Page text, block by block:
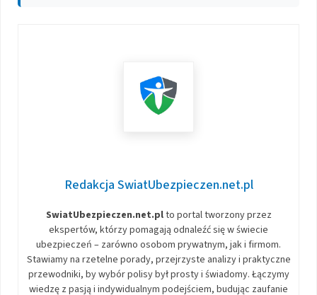
Redakcja SwiatUbezpieczen.net.pl
SwiatUbezpieczen.net.plto portal tworzony przez
ekspertów, którzy pomagają odnaleźć się w świecie
ubezpieczeń – zarówno osobom prywatnym, jak i firmom.
Stawiamy na rzetelne porady, przejrzyste analizy i praktyczne
przewodniki, by wybór polisy był prosty i świadomy. Łączymy
wiedzę z pasją i indywidualnym podejściem, budując zaufanie